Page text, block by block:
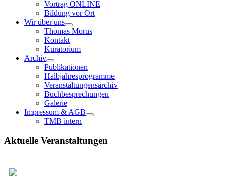
Vortrag ONLINE
Bildung vor Ort
Wir über uns
Thomas Morus
Kontakt
Kuratorium
Archiv
Publikationen
Halbjahresprogramme
Veranstaltungensarchiv
Buchbesprechungen
Galerie
Impressum & AGB
TMB intern
Aktuelle Veranstaltungen